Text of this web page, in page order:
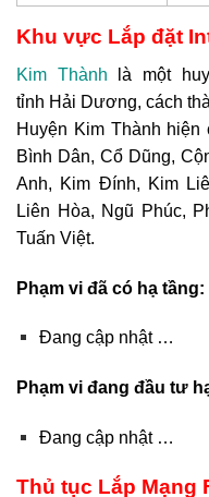
Khu vực Lắp đặt
Kim Thành là một
tỉnh Hải Dương, cách
Huyện Kim Thành
Bình Dân, Cổ Dũng,
Anh, Kim Đính, Kim
Liên Hòa, Ngũ Phúc,
Tuấn Việt.
Phạm vi đã có hạ tầng:
Đang cập nhật …
Phạm vi đang đầu tư
Đang cập nhật …
Thủ tục Lắp Mạng